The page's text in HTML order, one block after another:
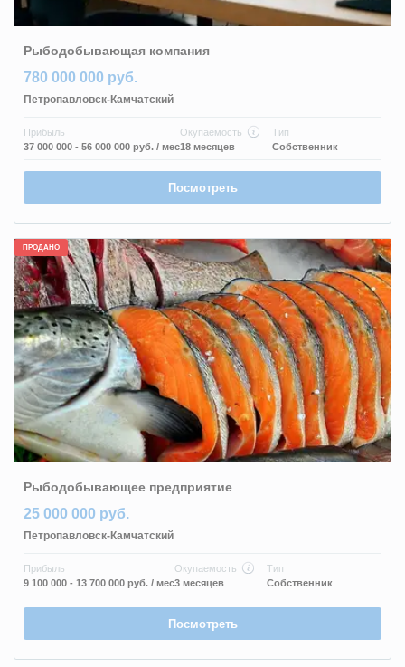
Рыбодобывающая компания
780 000 000 руб.
Петропавловск-Камчатский
Прибыль
37 000 000 - 56 000 000 руб. / мес
Окупаемость
18 месяцев
Тип
Собственник
Посмотреть
ПРОДАНО
Рыбодобывающее предприятие
25 000 000 руб.
Петропавловск-Камчатский
Прибыль
9 100 000 - 13 700 000 руб. / мес
Окупаемость
3 месяцев
Тип
Собственник
Посмотреть